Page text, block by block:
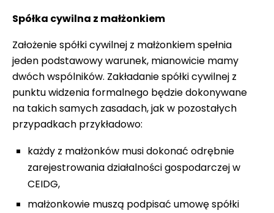
Spółka cywilna z małżonkiem
Założenie spółki cywilnej z małżonkiem spełnia
jeden podstawowy warunek, mianowicie mamy
dwóch wspólników. Zakładanie spółki cywilnej z
punktu widzenia formalnego będzie dokonywane
na takich samych zasadach, jak w pozostałych
przypadkach przykładowo:
każdy z małżonków musi dokonać odrębnie
zarejestrowania działalności gospodarczej w
CEIDG,
małżonkowie muszą podpisać umowę spółki